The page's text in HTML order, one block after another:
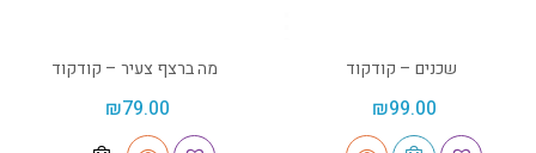
שכנים – קודקוד
₪99.00
מה ברצף צעיר – קודקוד
₪79.00